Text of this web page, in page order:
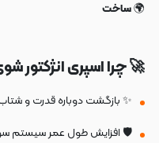
🌍ساخت
🚀 چرا اسپری انژکتور
✨ بازگشت دوباره قدرت و
🛡️ افزایش طول عمر سیستم